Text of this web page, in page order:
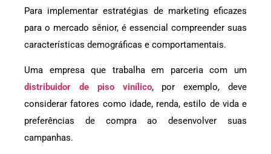
Para implementar estratégias de marketing eficazes
para o mercado sênior, é essencial compreender suas
características demográficas e comportamentais.
Uma empresa que trabalha em parceria com um
distribuidor de piso vinílico, por exemplo, deve
considerar fatores como idade, renda, estilo de vida e
preferências de compra ao desenvolver suas
campanhas.